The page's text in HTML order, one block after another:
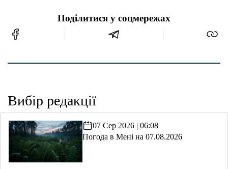
Поділитися у соцмережах
Вибір редакції
07 Сер 2026 | 06:08
Погода в Мені на 07.08.2026